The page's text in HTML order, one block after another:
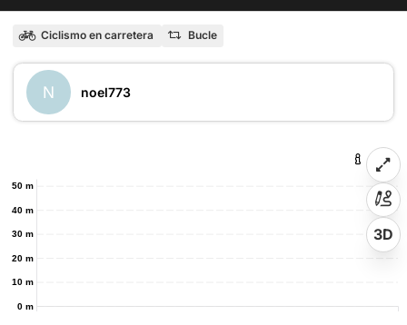
Ciclismo en carretera Bucle
N noel773
0 m
10 m
20 m
30 m
40 m
50 m
3D